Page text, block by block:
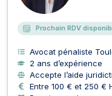
Prochain RDV
Avocat pénaliste
2 ans d’expérience
Accepte l’aide
Entre 100 € et 250 €